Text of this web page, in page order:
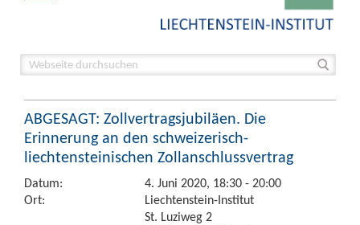
ABGESAGT: Zollvertragsjubiläen. Die
Erinnerung an den schweizerisch-
liechtensteinischen Zollanschlussvertrag
Datum:
4. Juni 2020, 18:30 - 20:00
Ort:
Liechtenstein-Institut
St. Luziweg 2